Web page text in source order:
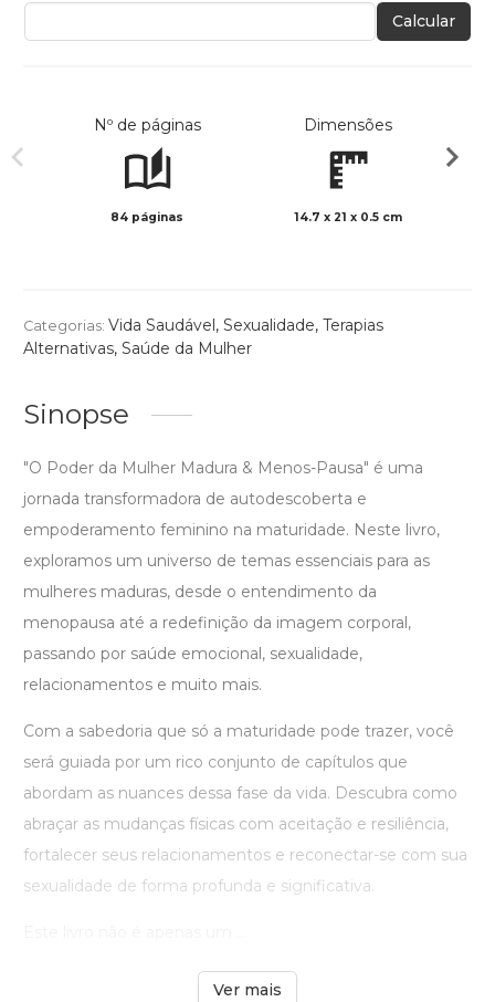
Calcular
Nº de páginas
84 páginas
Dimensões
14.7 x 21 x 0.5 cm
Categorias: Vida Saudável, Sexualidade, Terapias
Alternativas, Saúde da Mulher
Sinopse
"O Poder da Mulher Madura & Menos-Pausa" é uma
jornada transformadora de autodescoberta e
empoderamento feminino na maturidade. Neste livro,
exploramos um universo de temas essenciais para as
mulheres maduras, desde o entendimento da
menopausa até a redefinição da imagem corporal,
passando por saúde emocional, sexualidade,
relacionamentos e muito mais.
Com a sabedoria que só a maturidade pode trazer, você
será guiada por um rico conjunto de capítulos que
abordam as nuances dessa fase da vida. Descubra como
abraçar as mudanças físicas com aceitação e resiliência,
fortalecer seus relacionamentos e reconectar-se com sua
sexualidade de forma profunda e significativa.
Ver mais